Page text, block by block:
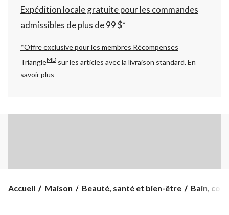
Expédition locale gratuite pour les commandes
admissibles de plus de 99 $*
*Offre exclusive pour les membres Récompenses
TriangleMD sur les articles avec la livraison standard.En
savoir plus
Accueil Maison Beauté, santé et bien-être Bain,